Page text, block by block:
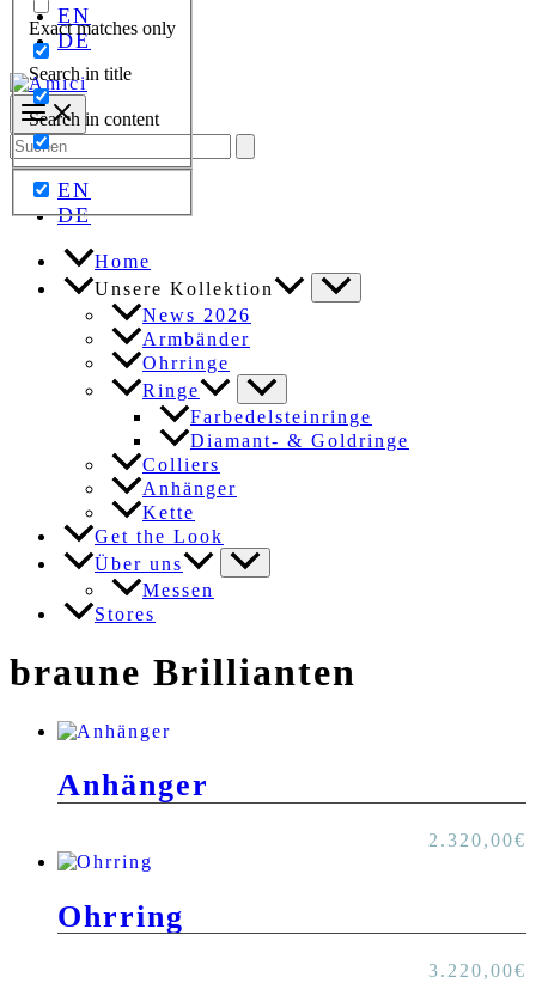
Exact matches only
Search in title
Search in content
EN
DE
Search
for:
EN
DE
Home
Unsere Kollektion
News 2026
Armbänder
Ohrringe
Ringe
Farbedelsteinringe
Diamant- & Goldringe
Colliers
Anhänger
Kette
Get the Look
Über uns
Messen
Stores
braune Brillianten
Anhänger
2.320,00€
Ohrring
3.220,00€